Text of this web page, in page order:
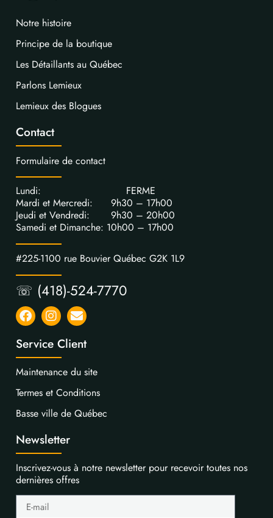
Notre histoire
Principe de la boutique
Les Détaillants au Québec
Parlons Lemieux
Lemieux des Blogues
Contact
Formulaire de contact
Lundi: FERME
Mardi et Mercredi: 9h30 – 17h00
Jeudi et Vendredi: 9h30 – 20h00
Samedi et Dimanche: 10h00 – 17h00
#225-1100 rue Bouvier Québec G2K 1L9
☏ (418)-524-7770
Service Client
Maintenance du site
Termes et Conditions
Basse ville de Québec
Newsletter
Inscrivez-vous à notre newsletter pour recevoir toutes nos
dernières offres